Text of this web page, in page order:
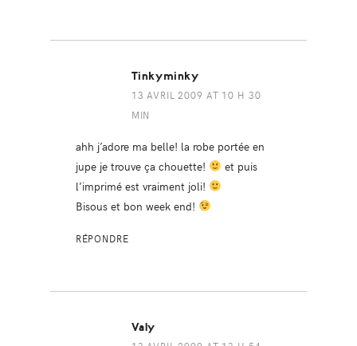
Tinkyminky
13 AVRIL 2009 AT 10 H 30
MIN
ahh j’adore ma belle! la robe portée en
jupe je trouve ça chouette!
et puis
l’imprimé est vraiment joli!
Bisous et bon week end!
RÉPONDRE
Valy